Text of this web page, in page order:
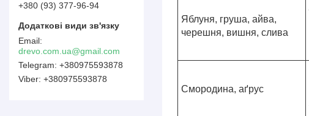
Яблуня, груша, айва,
черешня, вишня, слива
Смородина, аґрус
+380 (93) 377-96-94
drevo.com.ua@gmail.com
+380975593878
+380975593878